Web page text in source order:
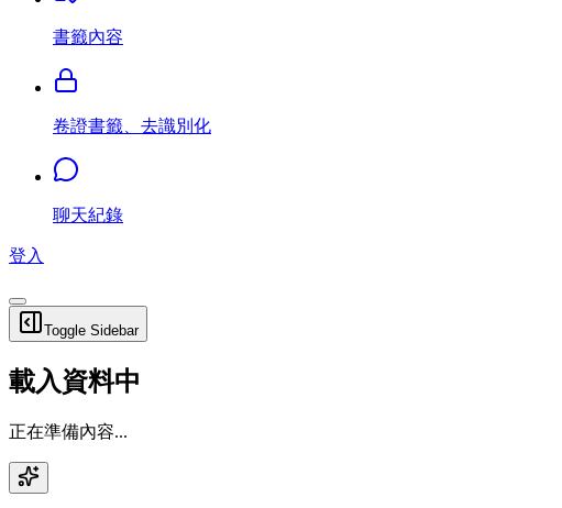
書籤內容
卷證書籤、去識別化
聊天紀錄
登入
Toggle Sidebar
載入資料中
正在準備內容...